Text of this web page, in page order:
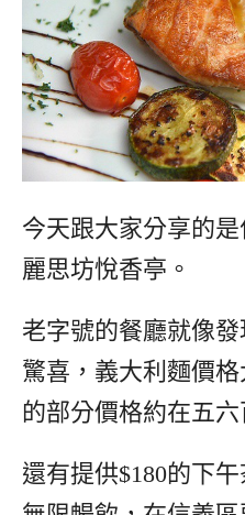
今天跟大家分享的
麗思坊悅香亭。
老字號的餐廳就像
驚喜，義大利麵價
的部分價格約在五六
還有提供$180的下